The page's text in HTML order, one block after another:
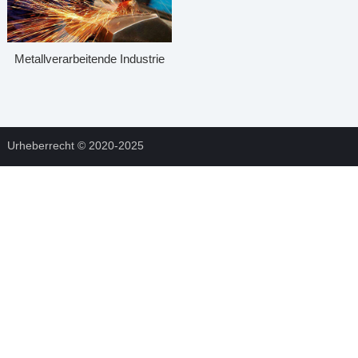
Metallverarbeitende Industrie
Urheberrecht © 2020-2025